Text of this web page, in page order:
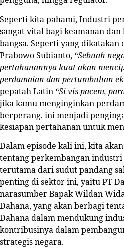
Seperti kita pahami, Industri
sangat vital bagi keamanan
bangsa. Seperti yang
Prabowo Subianto, “Sebuah
pertahanannya kuat akan
perdamaian dan pertumbuhan
pepatah Latin “Si vis pacem,
jika kamu menginginkan
berperang. ini menjadi
kesiapan pertahanan untuk
Dalam episode kali ini, kita
tentang perkembangan
terutama dari sudut pandang
penting di sektor ini, yaitu PT
narasumber Bapak Wildan
Dahana, yang akan berbagi
Dahana dalam mendukung
kontribusinya dalam
strategis negara.